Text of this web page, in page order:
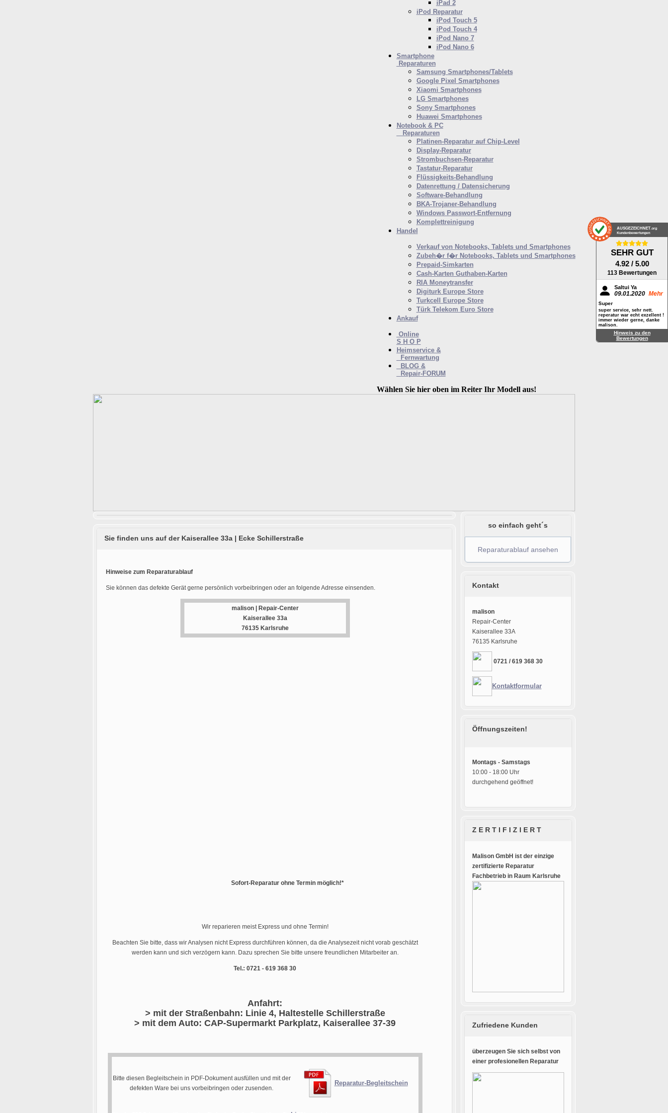
iPad 2
iPod Reparatur
iPod Touch 5
iPod Touch 4
iPod Nano 7
iPod Nano 6
Smartphone
Reparaturen
Samsung Smartphones/Tablets
Google Pixel Smartphones
Xiaomi Smartphones
LG Smartphones
Sony Smartphones
Huawei Smartphones
Notebook & PC
Reparaturen
Platinen-Reparatur auf Chip-Level
Display-Reparatur
Strombuchsen-Reparatur
Tastatur-Reparatur
Flüssigkeits-Behandlung
Datenrettung / Datensicherung
Software-Behandlung
BKA-Trojaner-Behandlung
Windows Passwort-Entfernung
Komplettreinigung
Handel
Verkauf von Notebooks, Tablets und Smartphones
Zubeh�r f�r Notebooks, Tablets und Smartphones
Prepaid-Simkarten
Cash-Karten Guthaben-Karten
RIA Moneytransfer
Digiturk Europe Store
Turkcell Europe Store
Türk Telekom Euro Store
Ankauf
Online
S H O P
Heimservice &
Fernwartung
BLOG &
Repair-FORUM
Wählen Sie hier oben im Reiter Ihr Modell aus!
Sie finden uns auf der Kaiserallee 33a | Ecke Schillerstraße
Hinweise zum Reparaturablauf
Sie können das defekte Gerät gerne persönlich vorbeibringen oder an folgende Adresse einsenden.
malison | Repair-Center
Kaiserallee 33a
76135 Karlsruhe
Sofort-Reparatur ohne Termin möglich!*
Wir reparieren meist Express und ohne Termin!
Beachten Sie bitte, dass wir Analysen nicht Express durchführen können, da die Analysezeit nicht vorab geschätzt
werden kann und sich verzögern kann. Dazu sprechen Sie bitte unsere freundlichen Mitarbeiter an.
Tel.: 0721 - 619 368 30
Anfahrt:
> mit der Straßenbahn: Linie 4, Haltestelle Schillerstraße
> mit dem Auto: CAP-Supermarkt Parkplatz, Kaiserallee 37-39
Bitte diesen Begleitschein in PDF-Dokument ausfüllen und mit der
defekten Ware bei uns vorbeibringen oder zusenden.
Reparatur-Begleitschein
so einfach geht´s
Reparaturablauf ansehen
Kontakt
malison
Repair-Center
Kaiserallee 33A
76135 Karlsruhe
0721 / 619 368 30
Kontaktformular
Öffnungszeiten!
Montags - Samstags
10:00 - 18:00 Uhr
durchgehend geöffnet!
Z E R T I F I Z I E R T
Malison GmbH ist der einzige
zertifizierte Reparatur
Fachbetrieb in Raum Karlsruhe
Zufriedene Kunden
überzeugen Sie sich selbst von
einer profesionellen Reparatur
AUSGEZEICHNET .org
Kundenbewertungen
SEHR GUT
4.92 / 5.00
113 Bewertungen
Saltui Ya
09.01.2020 Mehr
Super
super service, sehr nett.
reperatur war echt exzellent !
immer wieder gerne, danke
malison.
Hinweis zu den
Bewertungen